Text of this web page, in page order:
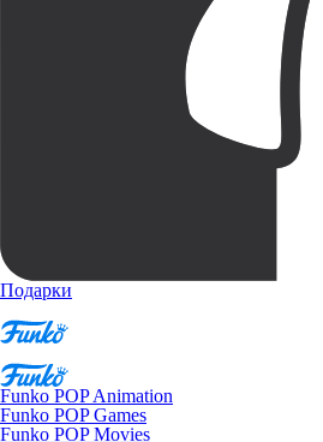
Подарки
Funko POP Animation
Funko POP Games
Funko POP Movies